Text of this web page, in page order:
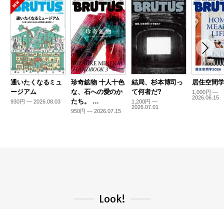
通いたくなるミュ
ージアム
930円 — 2026.08.03
珍奇鉱物 十人十色
な、石への愛のか
たち。 …
950円 — 2026.07.15
結局、杉本博司っ
て何者だ?
1,200円 —
2026.07.01
居住空間
1,000円 —
2026.06.15
Look!